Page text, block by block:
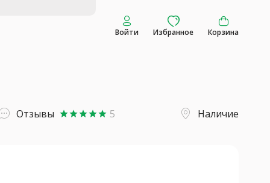
Войти Избранное Корзина
Отзывы starstarstarstarstar 5 Наличие